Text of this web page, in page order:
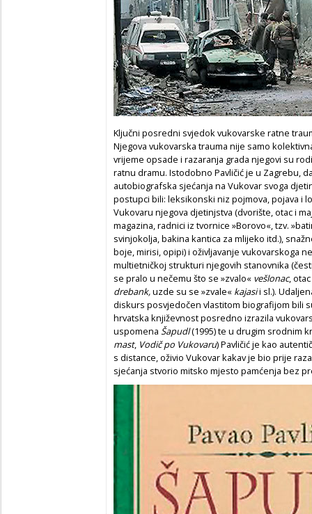
Ključni posredni svjedok vukovarske ratne
Njegova vukovarska trauma nije samo
vrijeme opsade i razaranja grada njegovi su
ratnu dramu. Istodobno Pavličić je u Zagrebu,
autobiografska sjećanja na Vukovar svoga
postupci bili: leksikonski niz pojmova, pojava i
Vukovaru njegova djetinjstva (dvorište, otac i
magazina, radnici iz tvornice »Borovo«, tzv.
svinjokolja, bakina kantica za mlijeko itd.),
boje, mirisi, opipi) i oživljavanje vukovarskoga
multietničkoj strukturi njegovih stanovnika
se pralo u nečemu što se »zvalo« vešlonac,
drebank,uzde su se »zvale« kajasii sl.).
diskurs posvjedočen vlastitom biografijom bili
hrvatska književnost posredno izrazila
uspomena Šapudl(1995) te u drugim srodnim
mast, Vodič po Vukovaru) Pavličić je kao
s distance, oživio Vukovar kakav je bio prije
sjećanja stvorio mitsko mjesto pamćenja bez